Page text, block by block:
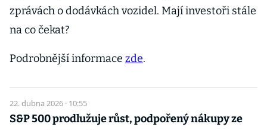
zprávách o dodávkách vozidel. Mají investoři stále
na co čekat?
Podrobnější informace zde.
22. dubna 2026 · 10:55
S&P 500 prodlužuje růst, podpořený nákupy ze